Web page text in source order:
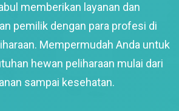
memberikan layanan dan
pemilik dengan para profesi di
Mempermudah Anda untuk
hewan peliharaan mulai dari
sampai kesehatan.